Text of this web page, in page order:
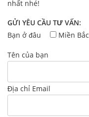
nhất nhé!
GỬI YÊU CẦU TƯ VẤN:
Bạn ở đâu
Miền Bắc
Tên của bạn
Địa chỉ Email